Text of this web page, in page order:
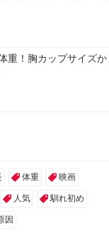
重！胸カップサイズか
体重 映画
人気 馴れ初め
因